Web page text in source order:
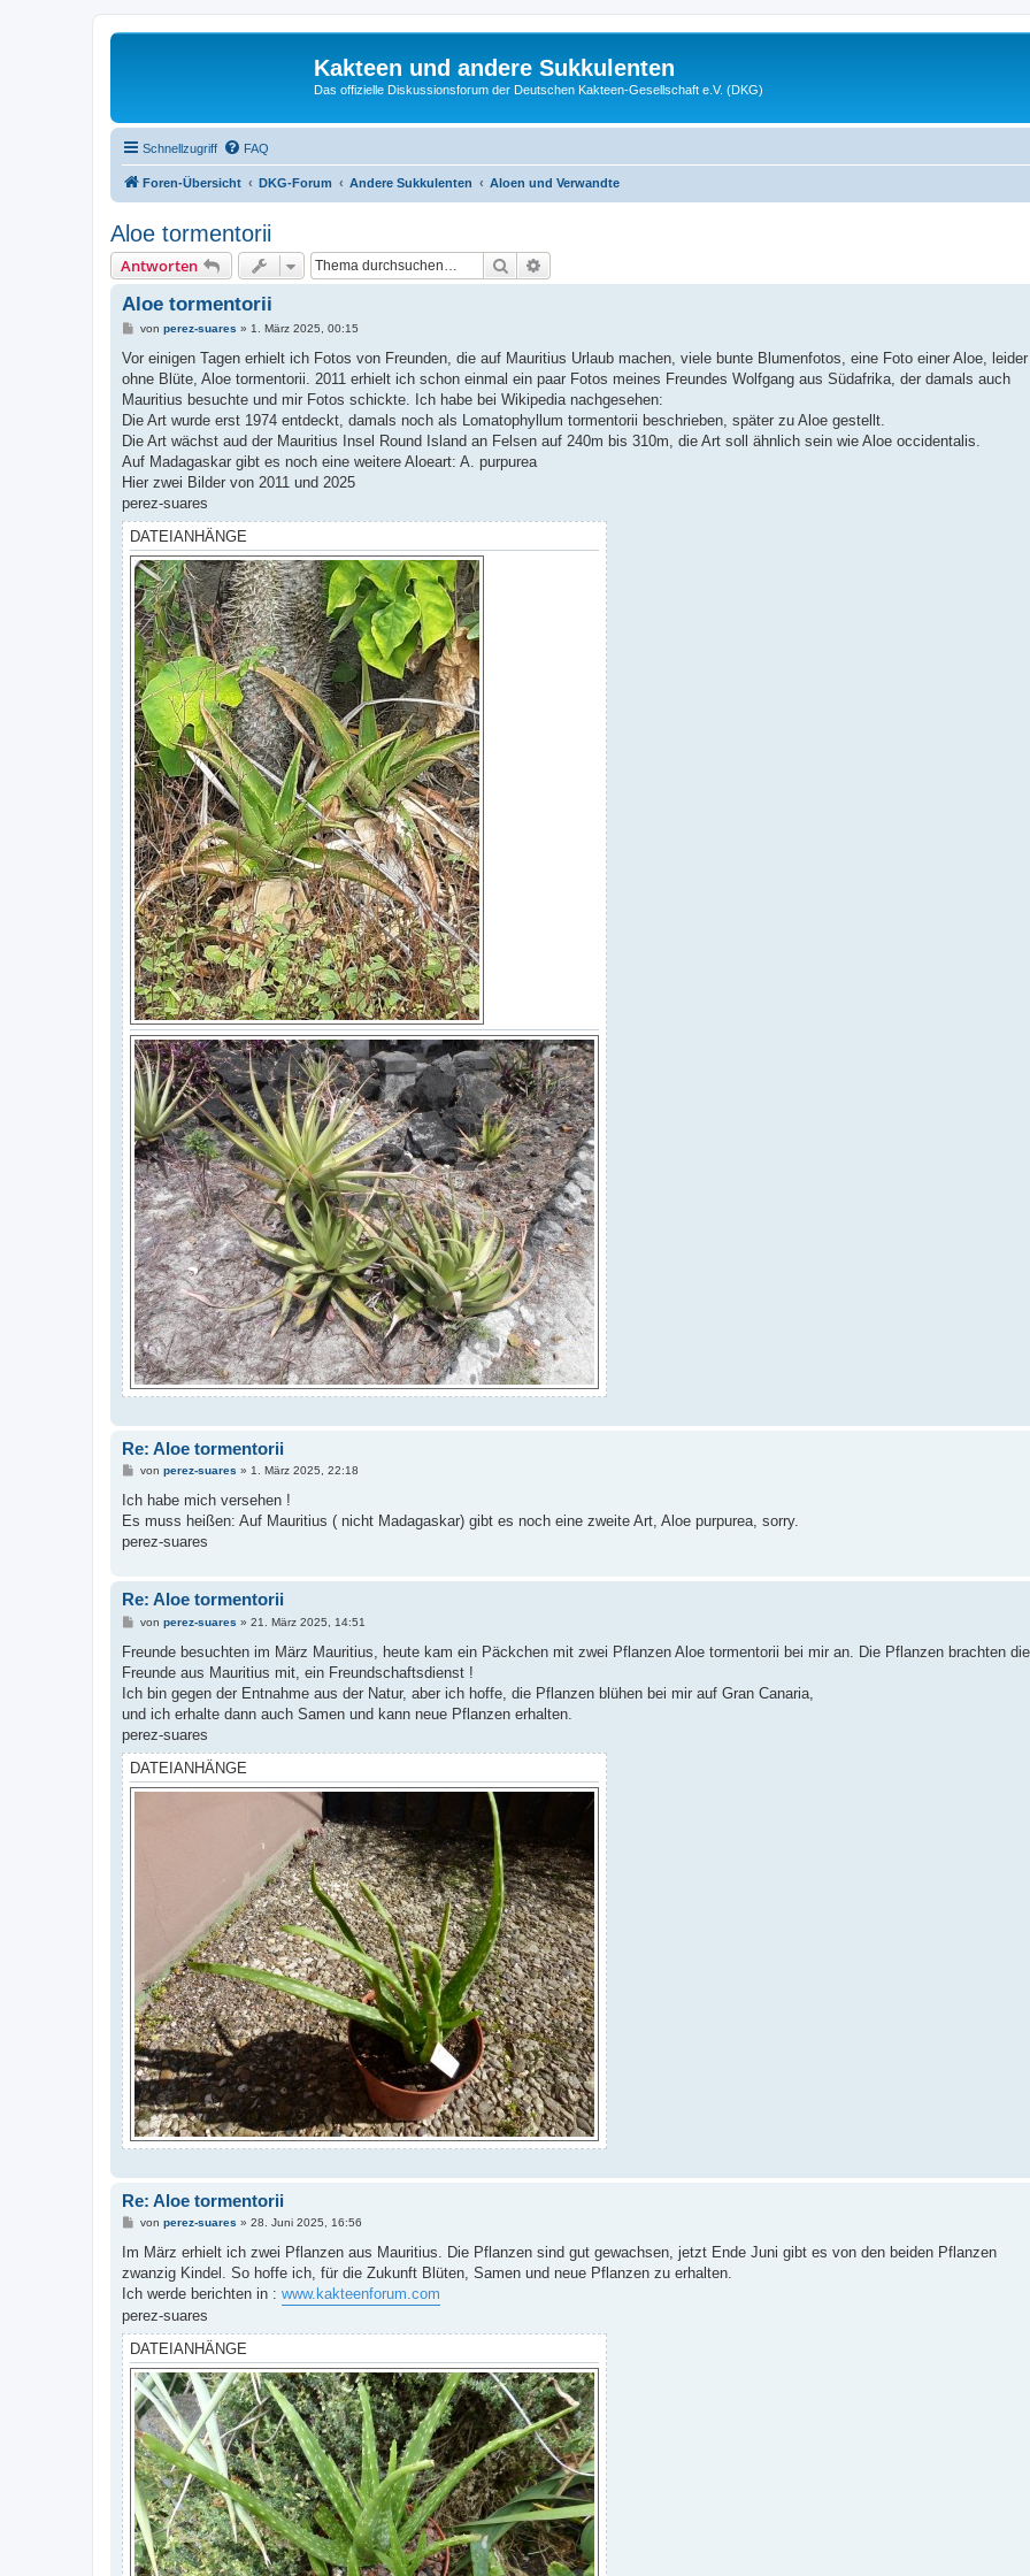
Kakteen und andere Sukkulenten
Das offizielle Diskussionsforum der Deutschen Kakteen-Gesellschaft e.V. (DKG)
Schnellzugriff FAQ
Foren-Übersicht DKG-Forum Andere Sukkulenten Aloen und Verwandte
Aloe tormentorii
Antworten Suche
Aloe tormentorii
B
i
r
a
von perez-suares » 1. März 2025, 00:15
Vor einigen Tagen erhielt ich Fotos von Freunden, die auf Mauritius Urlaub machen, viele bunte Blumenfotos, eine Foto einer Aloe, leider
ohne Blüte, Aloe tormentorii. 2011 erhielt ich schon einmal ein paar Fotos meines Freundes Wolfgang aus Südafrika, der damals auch
Mauritius besuchte und mir Fotos schickte. Ich habe bei Wikipedia nachgesehen:
Die Art wurde erst 1974 entdeckt, damals noch als Lomatophyllum tormentorii beschrieben, später zu Aloe gestellt.
Die Art wächst aud der Mauritius Insel Round Island an Felsen auf 240m bis 310m, die Art soll ähnlich sein wie Aloe occidentalis.
Auf Madagaskar gibt es noch eine weitere Aloeart: A. purpurea
Hier zwei Bilder von 2011 und 2025
perez-suares
DATEIANHÄNGE
Re: Aloe tormentorii
B
i
r
a
von perez-suares » 1. März 2025, 22:18
Ich habe mich versehen !
Es muss heißen: Auf Mauritius ( nicht Madagaskar) gibt es noch eine zweite Art, Aloe purpurea, sorry.
perez-suares
Re: Aloe tormentorii
B
i
r
a
von perez-suares » 21. März 2025, 14:51
Freunde besuchten im März Mauritius, heute kam ein Päckchen mit zwei Pflanzen Aloe tormentorii bei mir an. Die Pflanzen brachten die
Freunde aus Mauritius mit, ein Freundschaftsdienst !
Ich bin gegen der Entnahme aus der Natur, aber ich hoffe, die Pflanzen blühen bei mir auf Gran Canaria,
und ich erhalte dann auch Samen und kann neue Pflanzen erhalten.
perez-suares
DATEIANHÄNGE
Re: Aloe tormentorii
B
i
r
a
von perez-suares » 28. Juni 2025, 16:56
Im März erhielt ich zwei Pflanzen aus Mauritius. Die Pflanzen sind gut gewachsen, jetzt Ende Juni gibt es von den beiden Pflanzen
zwanzig Kindel. So hoffe ich, für die Zukunft Blüten, Samen und neue Pflanzen zu erhalten.
Ich werde berichten in : www.kakteenforum.com
perez-suares
DATEIANHÄNGE